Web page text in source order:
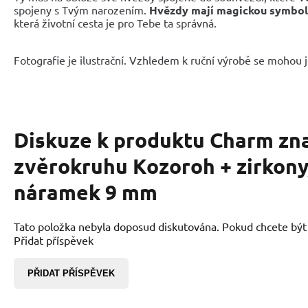
spojeny s Tvým narozením. Hvězdy mají magickou
která životní cesta je pro Tebe ta správná.
Fotografie je ilustrační. Vzhledem k ruční výrobě se
Diskuze k produktu Charm
zvěrokruhu Kozoroh +
náramek 9 mm
Tato položka nebyla doposud diskutována. Pokud chcete
Přidat příspěvek
PŘIDAT PŘÍSPĚVEK